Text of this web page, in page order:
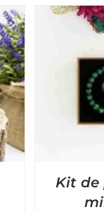
Kit de